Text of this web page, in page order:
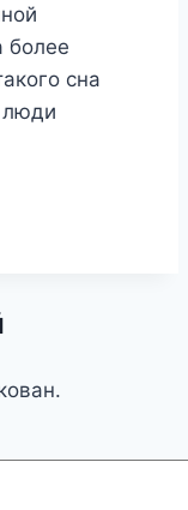
более
сна
люди